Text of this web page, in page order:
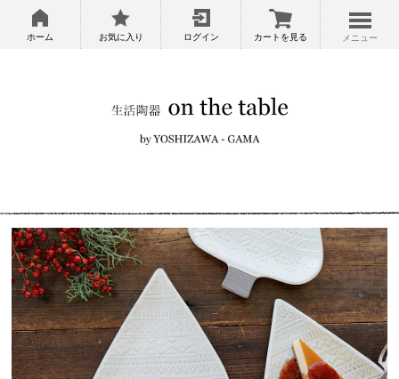
ホーム お気に入り ログイン カートを見る メニュー